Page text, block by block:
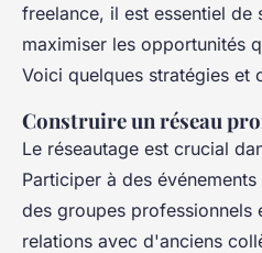
freelance, il est essentiel de
maximiser les opportunités
Voici quelques stratégies et
Construire un réseau
Le réseautage est crucial
Participer à des
des groupes professionnels
relations avec d'anciens